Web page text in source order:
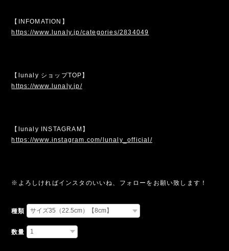
【INFOMATION】
https://www.lunaly.jp/categories/2834049
【lunaly ショップTOP】
https://www.lunaly.jp/
【lunaly INSTAGRAM】
https://www.instagram.com/lunaly_official/
※よろしければインスタのいいね、フォローをお願い致します！
種類
数量